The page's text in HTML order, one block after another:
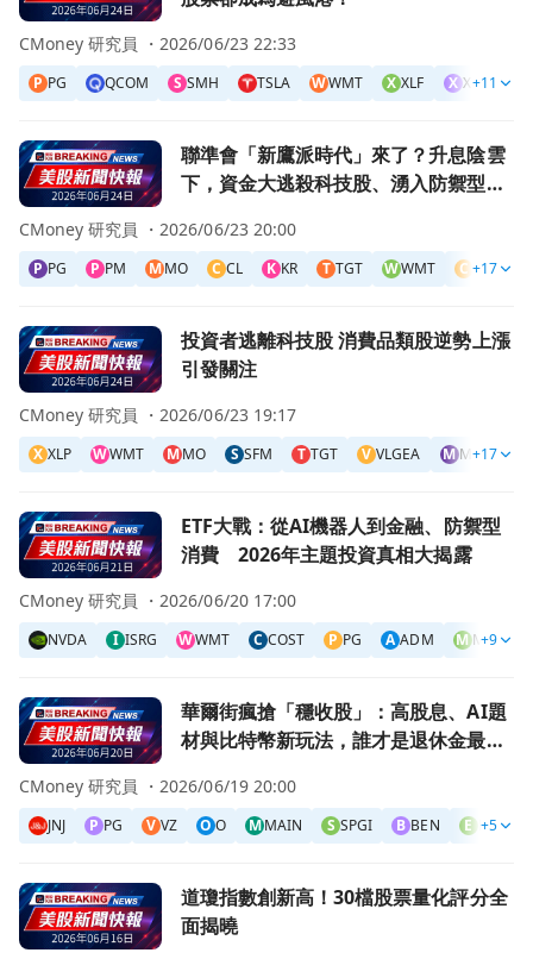
P PG QCOM S SMH TSLA WWMT X XLF X XLK X
+11
CMoney 研究員 ・2026/06/23 22:33
前往聯準會「新鷹派時代」來了？升息陰雲下，資金大逃殺
聯準會「新鷹派時代」來了？升息陰雲
下，資金大逃殺科技股、湧入防禦型與
P PG P PM MMO C CL K KR T TGT WWMT C CAG
+17
CMoney 研究員 ・2026/06/23 20:00
前往投資者逃離科技股 消費品類股逆勢上漲引發關注頁面
投資者逃離科技股 消費品類股逆勢上漲
引發關注
X XLP WWMT MMO S SFM T TGT V VLGEA MMZTI
+17
CMoney 研究員 ・2026/06/23 19:17
前往ETF大戰：從AI機器人到金融、防禦型消費 2026年主
ETF大戰：從AI機器人到金融、防禦型
消費 2026年主題投資真相大揭露
NVDA I ISRG WWMT C COST P PG A ADM MMDLZ
+9
CMoney 研究員 ・2026/06/20 17:00
前往華爾街瘋搶「穩收股」：高股息、AI題材與比特幣新玩
華爾街瘋搶「穩收股」：高股息、AI題
材與比特幣新玩法，誰才是退休金最大
JNJ P PG V VZ OO MMAIN S SPGI B BEN E EZBC
+5
CMoney 研究員 ・2026/06/19 20:00
前往道瓊指數創新高！30檔股票量化評分全面揭曉頁面
道瓊指數創新高！30檔股票量化評分全
面揭曉